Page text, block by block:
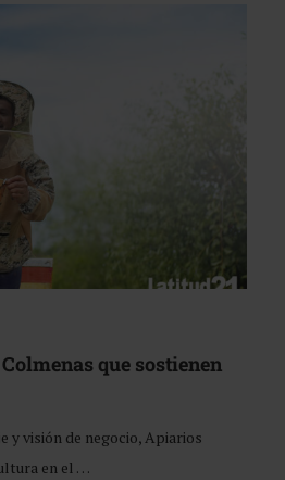
que sostienen
y visión de negocio, Apiarios
en el …